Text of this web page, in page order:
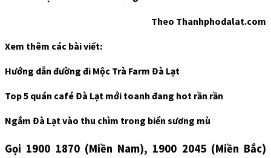
Theo Thanhphodalat.com
Xem thêm các bài viết:
Hướng dẫn đường đi Mộc Trà Farm Đà Lạt
Top 5 quán café Đà Lạt mới toanh đang hot rần rần
Ngắm Đà Lạt vào thu chìm trong biển sương mù
Gọi 1900 1870 (Miền Nam), 1900 2045 (Miền Bắc)